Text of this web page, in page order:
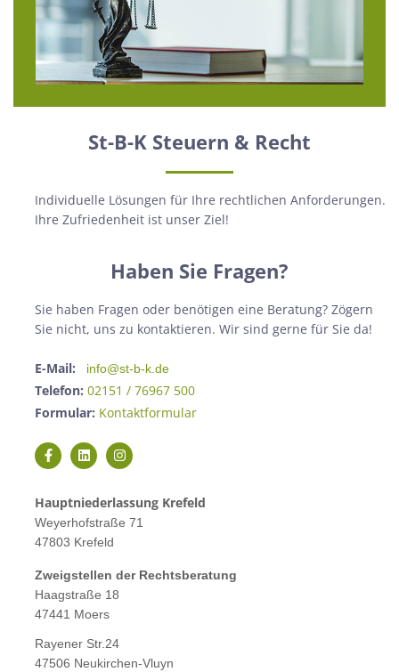
St-B-K Steuern & Recht
Individuelle Lösungen für Ihre rechtlichen Anforderungen.
Ihre Zufriedenheit ist unser Ziel!
Haben Sie Fragen?
Sie haben Fragen oder benötigen eine Beratung? Zögern
Sie nicht, uns zu kontaktieren. Wir sind gerne für Sie da!
E-Mail: info@st-b-k.de
Telefon: 02151 / 76967 500
Formular: Kontaktformular
Hauptniederlassung Krefeld
Weyerhofstraße 71
47803 Krefeld
Zweigstellen der Rechtsberatung
Haagstraße 18
47441 Moers
Rayener Str.24
47506 Neukirchen-Vluyn